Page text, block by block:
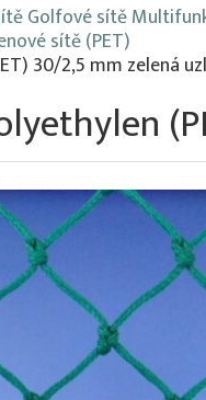
Golfové sítě
sítě (PET)
30/2,5 mm zelená